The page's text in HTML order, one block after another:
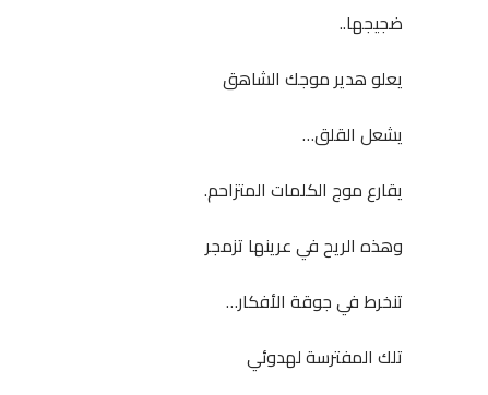
ضجيجها..
يعلو هدير موجك الشاهق
يشعل القلق…
يقارع موج الكلمات المتزاحم.
وهذه الريح في عرينها تزمجر
تنخرط في جوقة الأفكار…
تلك المفترسة لهدوئي